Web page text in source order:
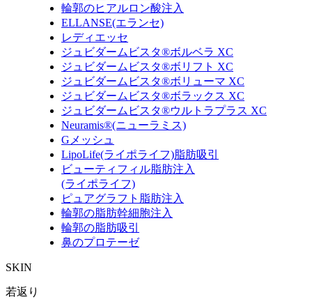
輪郭のヒアルロン酸注入
ELLANSE(エランセ)
レディエッセ
ジュビダームビスタ®ボルベラ XC
ジュビダームビスタ®ボリフト XC
ジュビダームビスタ®ボリューマ XC
ジュビダームビスタ®ボラックス XC
ジュビダームビスタ®ウルトラプラス XC
Neuramis®(ニューラミス)
Gメッシュ
LipoLife(ライポライフ)脂肪吸引
ビューティフィル脂肪注入
(ライポライフ)
ピュアグラフト脂肪注入
輪郭の脂肪幹細胞注入
輪郭の脂肪吸引
鼻のプロテーゼ
SKIN
若返り